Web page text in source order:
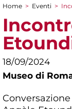
Tu sei qui
Home > Eventi >
18/09/2024
Museo di